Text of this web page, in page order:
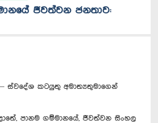
ජීවත්වන ජනතාව:
කටයුතු අමාත්‍යතුමාගෙන්
පානම ගම්මානයේ, ජීවත්වන සිංහල